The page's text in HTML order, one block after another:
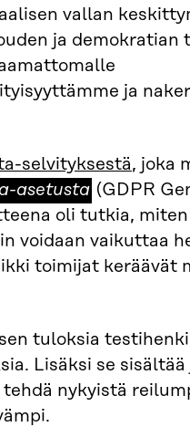
vallan
ja demokratian
ja
selvityksestä, joka
asetusta (GDPR
oli tutkia, miten
voidaan vaikuttaa
toimijat keräävät
tuloksia
Lisäksi se sisältää
nykyistä